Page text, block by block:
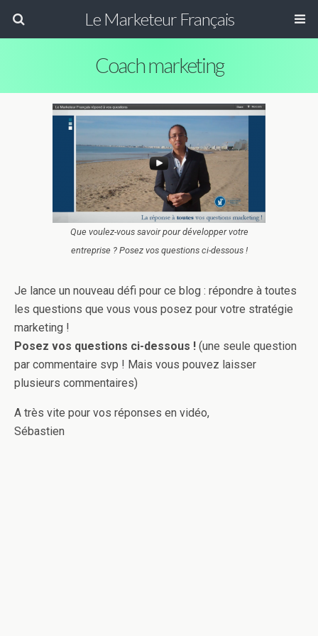
Le Marketeur Français
Coach marketing
Que voulez-vous savoir pour développer votre
entreprise ? Posez vos questions ci-dessous !
Je lance un nouveau défi pour ce blog : répondre à toutes
les questions que vous vous posez pour votre stratégie
marketing !
Posez vos questions ci-dessous ! (une seule question
par commentaire svp ! Mais vous pouvez laisser
plusieurs commentaires)
A très vite pour vos réponses en vidéo,
Sébastien